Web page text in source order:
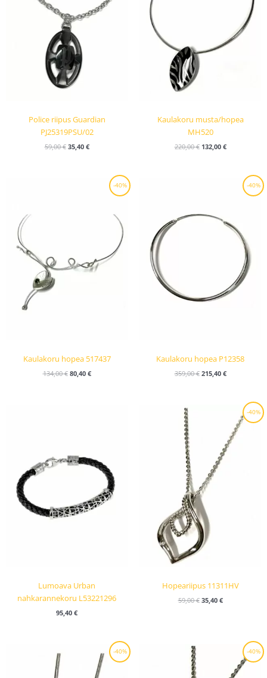
Police riipus Guardian
PJ25319PSU/02
59,00€ 35,40 €
Kaulakoru musta/hopea
MH520
220,00€ 132,00 €
-40%
Kaulakoru hopea 517437
134,00€
Alkuperäinen
80,40 €
Nykyinen
-40%
Kaulakoru hopea P12358
359,00€
Alkuperäinen
215,40 €
Nykyinen
hinta
Lumoava Urban
nahkarannekoru L53221296
95,40 €
-40%
Hopeariipus 11311HV
59,00€
Alkuperäinen
35,40 €
Nykyinen
35,40 €.
-40%
Alkuperäinen
Nykyinen
hinta
on:
59,40 €.
-40%
Alkuperäinen
Nykyinen
39,00 €.